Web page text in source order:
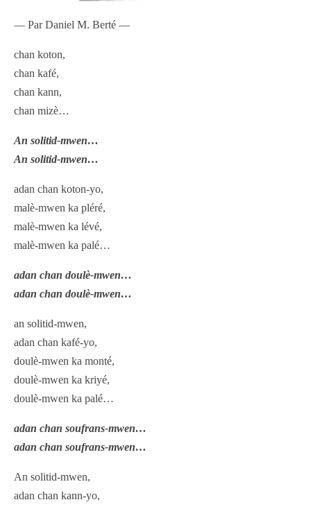
— Par Daniel M. Berté —
chan koton,
chan kafé,
chan kann,
chan mizè…
An solitid-mwen…
An solitid-mwen…
adan chan koton-yo,
malè-mwen ka pléré,
malè-mwen ka lévé,
malè-mwen ka palé…
adan chan doulè-mwen…
adan chan doulè-mwen…
an solitid-mwen,
adan chan kafé-yo,
doulè-mwen ka monté,
doulè-mwen ka kriyé,
doulè-mwen ka palé…
adan chan soufrans-mwen…
adan chan soufrans-mwen…
An solitid-mwen,
adan chan kann-yo,